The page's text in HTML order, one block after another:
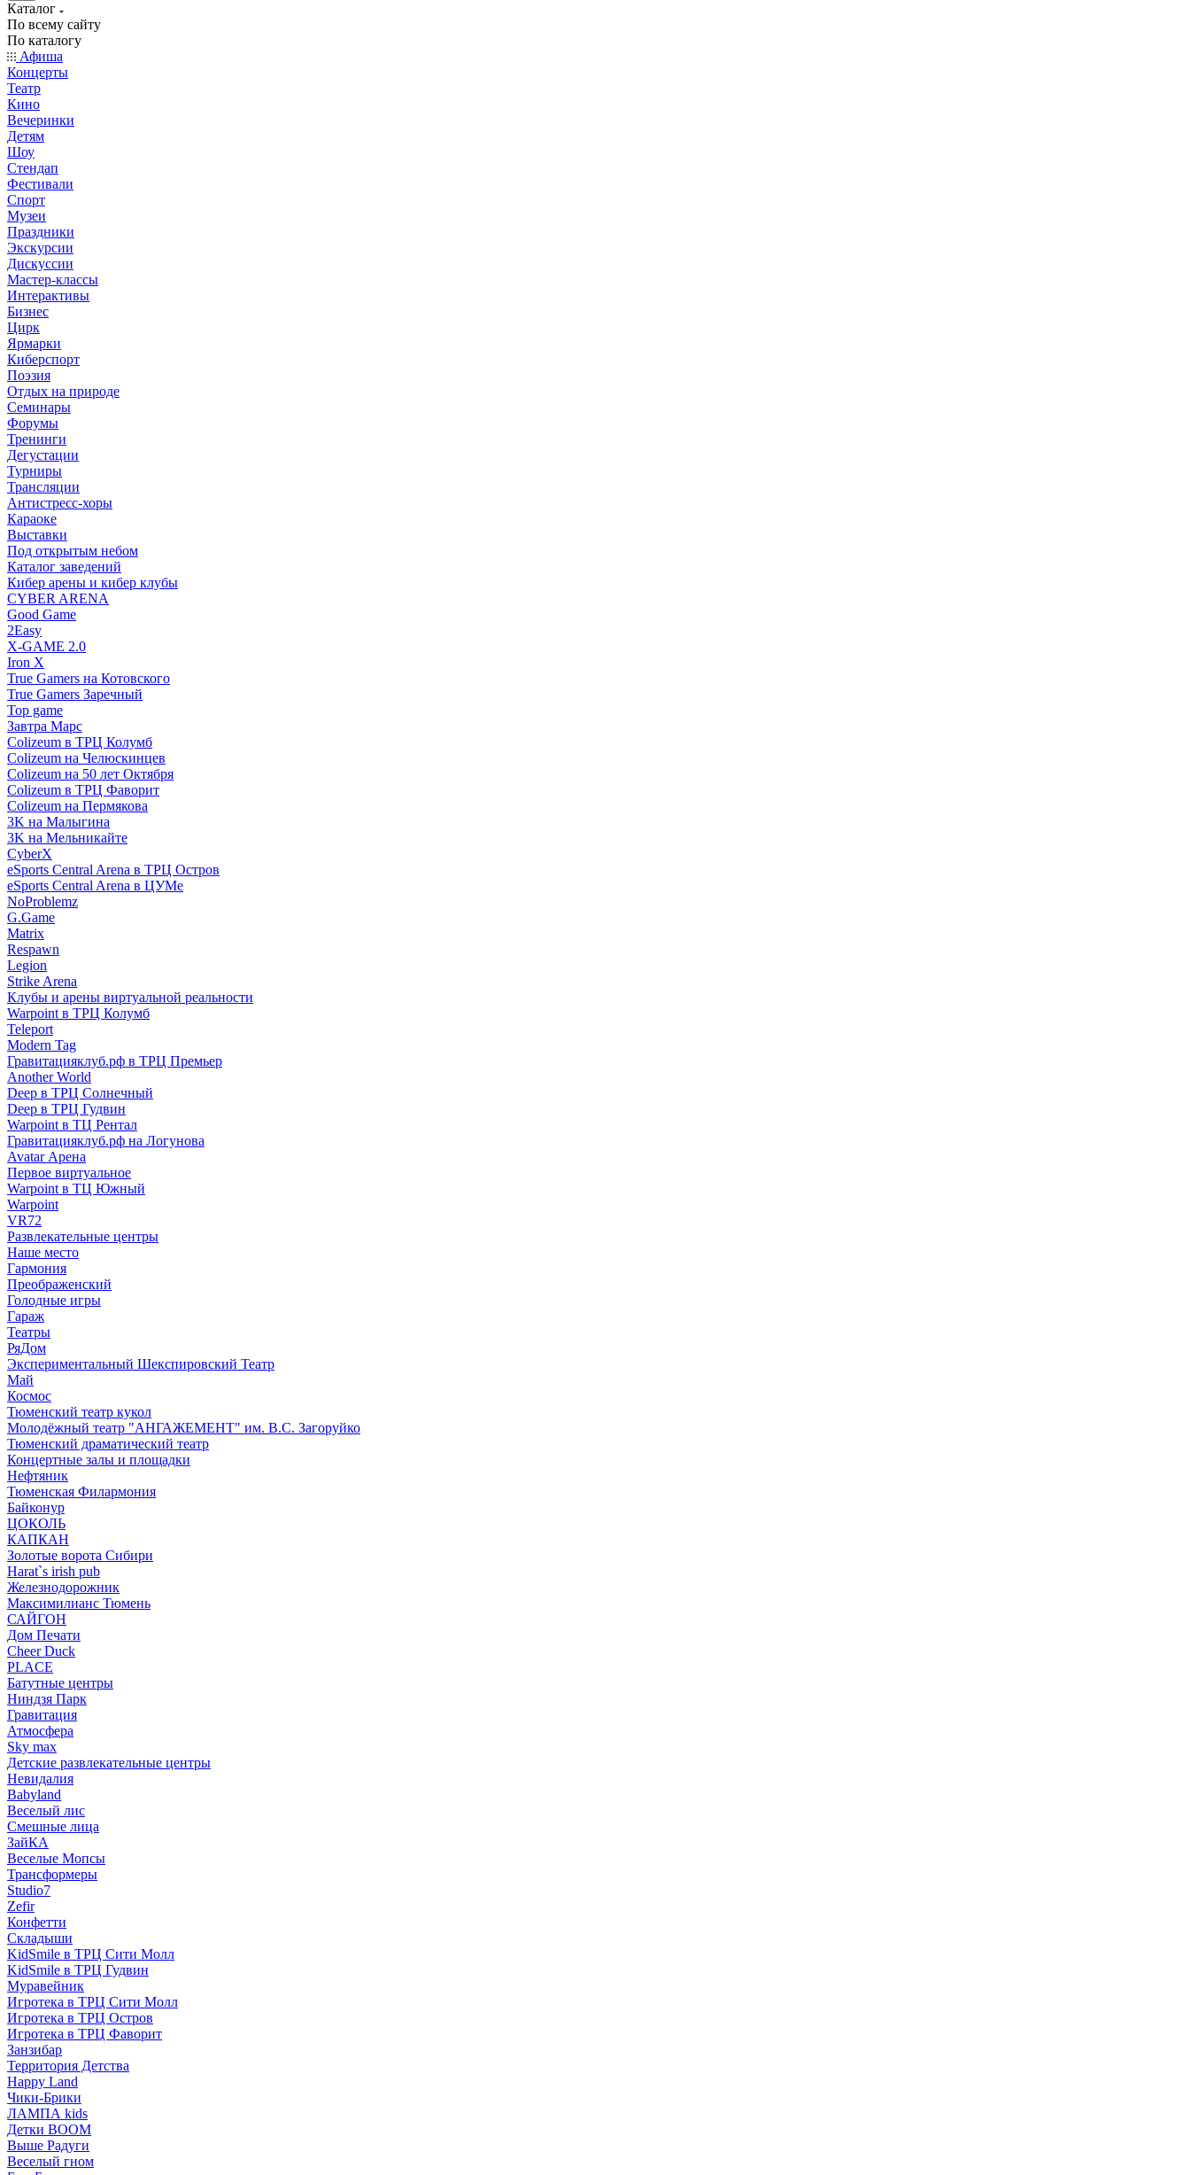
Каталог
По всему сайту
По каталогу
Афиша
Концерты
Театр
Кино
Вечеринки
Детям
Шоу
Стендап
Фестивали
Спорт
Музеи
Праздники
Экскурсии
Дискуссии
Мастер-классы
Интерактивы
Бизнес
Цирк
Ярмарки
Киберспорт
Поэзия
Отдых на природе
Семинары
Форумы
Тренинги
Дегустации
Турниры
Трансляции
Антистресс-хоры
Караоке
Выставки
Под открытым небом
Каталог заведений
Кибер арены и кибер клубы
CYBER ARENA
Good Game
2Easy
X-GAME 2.0
Iron X
True Gamers на Котовского
True Gamers Заречный
Top game
Завтра Марс
Colizeum в ТРЦ Колумб
Colizeum на Челюскинцев
Colizeum на 50 лет Октября
Colizeum в ТРЦ Фаворит
Colizeum на Пермякова
3K на Малыгина
3K на Мельникайте
CyberX
eSports Central Arena в ТРЦ Остров
eSports Central Arena в ЦУМе
NoProblemz
G.Game
Matrix
Respawn
Legion
Strike Arena
Клубы и арены виртуальной реальности
Warpoint в ТРЦ Колумб
Teleport
Modern Tag
Гравитацияклуб.рф в ТРЦ Премьер
Another World
Deep в ТРЦ Солнечный
Deep в ТРЦ Гудвин
Warpoint в ТЦ Рентал
Гравитацияклуб.рф на Логунова
Avatar Арена
Первое виртуальное
Warpoint в ТЦ Южный
Warpoint
VR72
Развлекательные центры
Наше место
Гармония
Преображенский
Голодные игры
Гараж
Театры
РяДом
Экспериментальный Шекспировский Театр
Май
Космос
Тюменский театр кукол
Молодёжный театр "АНГАЖЕМЕНТ" им. В.С. Загоруйко
Тюменский драматический театр
Концертные залы и площадки
Нефтяник
Тюменская Филармония
Байконур
ЦОКОЛЬ
КАПКАН
Золотые ворота Сибири
Harat`s irish pub
Железнодорожник
Максимилианс Тюмень
САЙГОН
Дом Печати
Cheer Duck
PLACE
Батутные центры
Ниндзя Парк
Гравитация
Атмосфера
Sky max
Детские развлекательные центры
Невидалия
Babyland
Веселый лис
Смешные лица
ЗайКА
Веселые Мопсы
Трансформеры
Studio7
Zefir
Конфетти
Складыши
KidSmile в ТРЦ Сити Молл
KidSmile в ТРЦ Гудвин
Муравейник
Игротека в ТРЦ Сити Молл
Игротека в ТРЦ Остров
Игротека в ТРЦ Фаворит
Занзибар
Территория Детства
Happy Land
Чики-Брики
ЛАМПА kids
Детки BOOM
Выше Радуги
Веселый гном